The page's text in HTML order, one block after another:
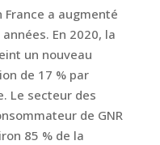
France a augmenté
En 2020, la
un nouveau
de 17 % par
Le secteur des
de GNR
85 % de la